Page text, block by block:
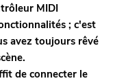
MIDI
; c'est
avez toujours rêvé
de connecter le